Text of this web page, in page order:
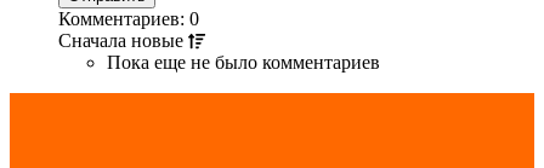
Комментариев: 0
Сначала новые
Пока еще не было комментариев